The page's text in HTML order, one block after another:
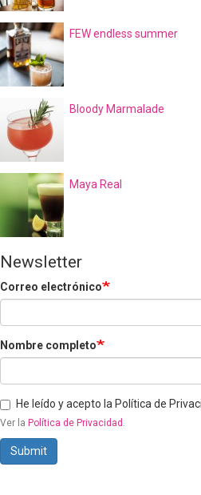
FEW endless summer
Bloody Marmalade
Maya Real
Newsletter
Correo electrónico
Nombre completo
He leído y acepto la Política de
Ver la Política de Privacidad .
Submit